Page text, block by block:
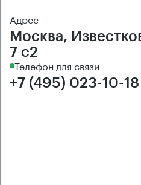
Адрес
Москва,
7 с2
Телефон для связи
+7 (495) 023-10-18